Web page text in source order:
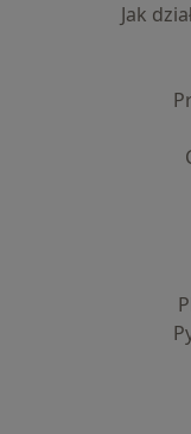
Jak